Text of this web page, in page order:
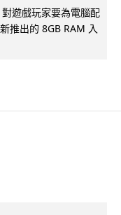
遊戲玩家要為電腦配
推出的 8GB RAM 入